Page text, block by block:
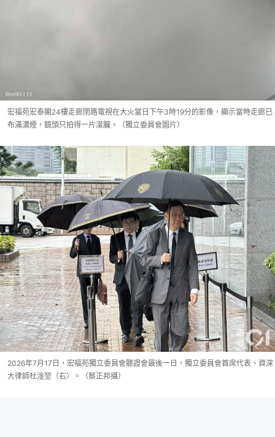
宏福苑宏泰閣24樓走廊閉路電視在大火當日下午3時19分的影像，顯示當時走廊已
布滿濃煙，鏡頭只拍得一片濛朧。（獨立委員會圖片）
2026年7月17日，宏福苑獨立委員會聽證會最後一日，獨立委員會首席代表、資深
大律師杜淦堃（右）。（蔡正邦攝）